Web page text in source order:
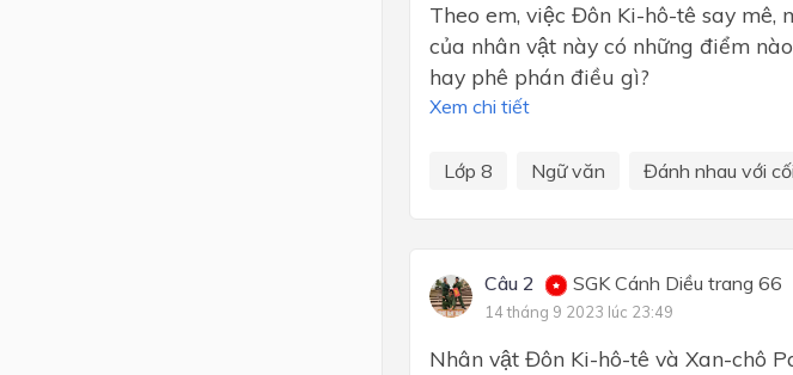
Theo em, việc Đôn Ki-hô-tê say mê,
của nhân vật này có những điểm
hay phê phán điều gì?
Xem chi tiết
Lớp 8 Ngữ văn Đánh nhau với
Câu 2 SGK Cánh Diều trang 66
14 tháng 9 2023 lúc 23:49
Nhân vật Đôn Ki-hô-tê và Xan-chô